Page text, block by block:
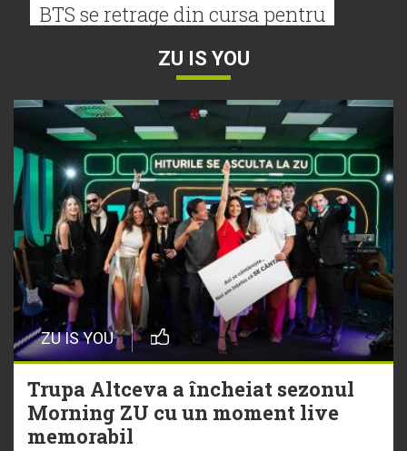
BTS se retrage din cursa pentru
Tyla a lansat un nou album:
„A*Pop”
30 Iulie
Alexia lansează videoclipul oficial
pentru „Nu mai am nume”
29 Iulie
Trupa Altceva a încheiat sezonul
Morning ZU cu un moment live
memorabil
ZU IS YOU
ZU IS YOU
Trupa Altceva a încheiat sezonul
Morning ZU cu un moment live
memorabil